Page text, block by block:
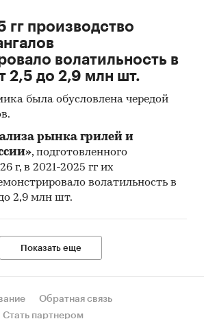
гг производство
волатильность в
2,5 до 2,9 млн шт.
была обусловлена чередой
рынка грилей и
, подготовленного
г, в 2021-2025 гг их
волатильность в
2,9 млн шт.
Показать еще
Обратная связь
Стать партнером